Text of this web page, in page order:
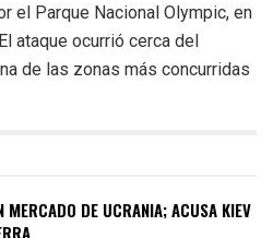
el Parque Nacional Olympic, en
ataque ocurrió cerca del
de las zonas más concurridas
MERCADO DE UCRANIA; ACUSA KIEV